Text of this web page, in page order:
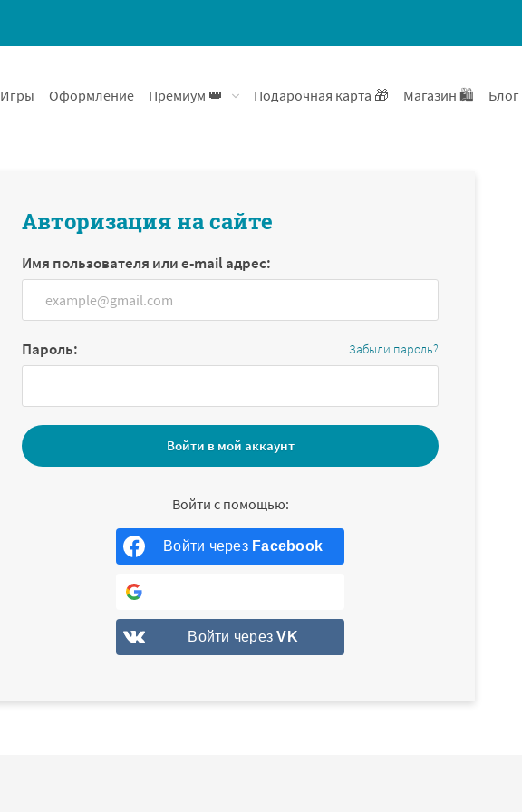
Игры Оформление Премиум 👑 Подарочная карта 🎁 Магазин 🛍️ Блог
Авторизация на сайте
Имя пользователя или e-mail адрес:
Пароль: Забыли пароль?
Войти через Facebook
Войти черезVK